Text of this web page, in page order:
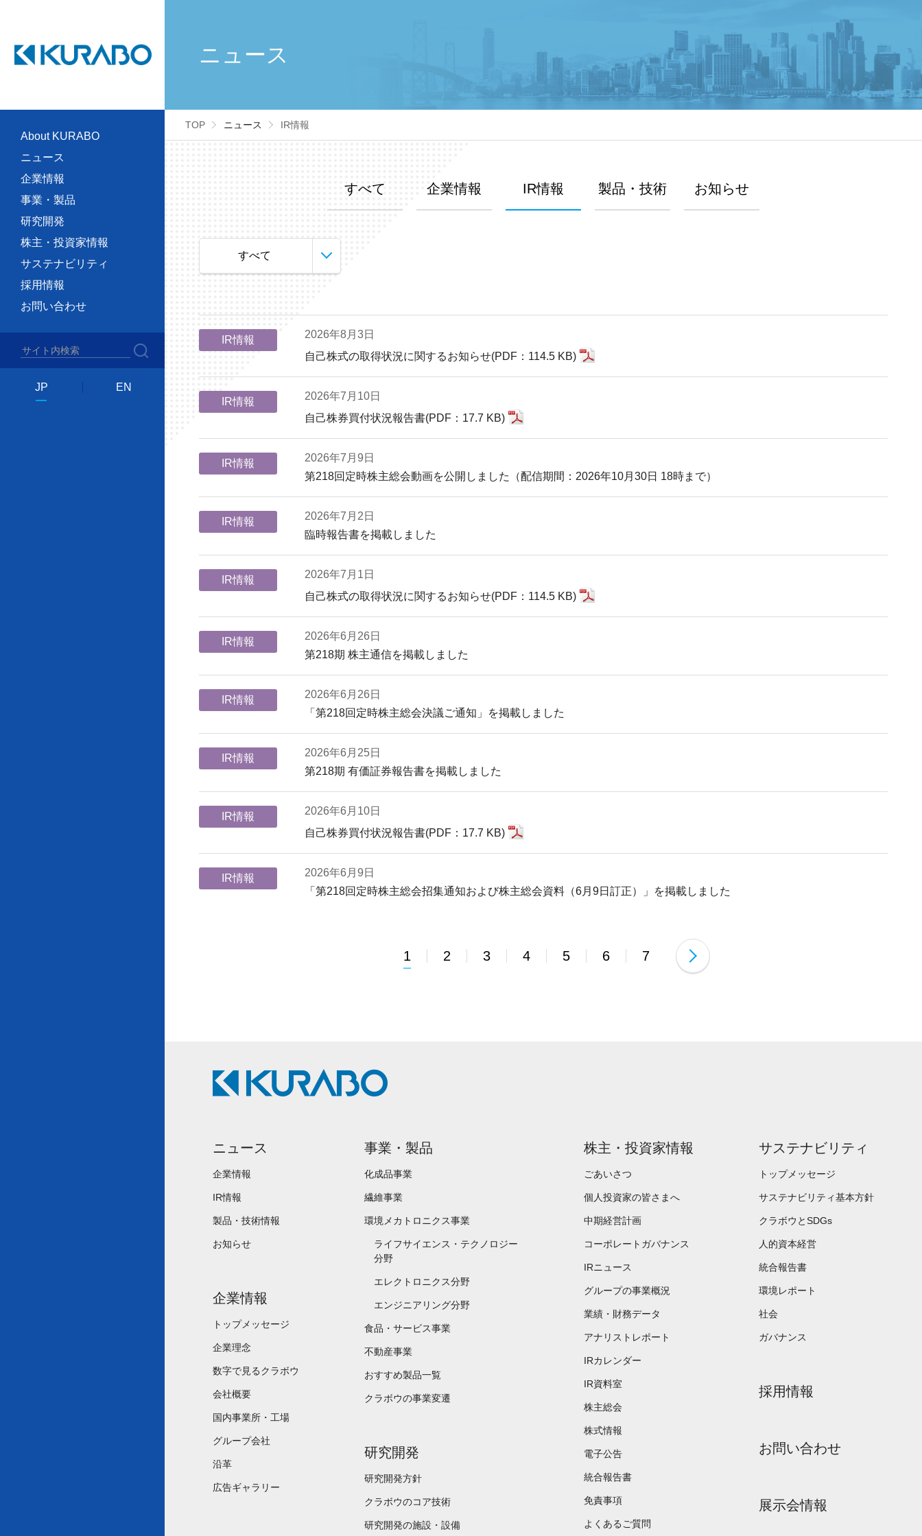
About KURABO
ニュース
企業情報
事業・製品
研究開発
株主・投資家情報
サステナビリティ
採用情報
お問い合わせ
JP EN
ニュース
TOP ニュース IR情報
すべて 企業情報 IR情報 製品・技術 お知らせ
IR情報
2026年8月3日
自己株式の取得状況に関するお知らせ(PDF：114.5 KB)
IR情報
2026年7月10日
自己株券買付状況報告書(PDF：17.7 KB)
IR情報
2026年7月9日
第218回定時株主総会動画を公開しました（配信期間：2026年10月30日 18時まで）
IR情報
2026年7月2日
臨時報告書を掲載しました
IR情報
2026年7月1日
自己株式の取得状況に関するお知らせ(PDF：114.5 KB)
IR情報
2026年6月26日
第218期 株主通信を掲載しました
IR情報
2026年6月26日
「第218回定時株主総会決議ご通知」を掲載しました
IR情報
2026年6月25日
第218期 有価証券報告書を掲載しました
IR情報
2026年6月10日
自己株券買付状況報告書(PDF：17.7 KB)
IR情報
2026年6月9日
「第218回定時株主総会招集通知および株主総会資料（6月9日訂正）」を掲載しました
1 2 3 4 5 6 7
ニュース
企業情報
IR情報
製品・技術情報
お知らせ
企業情報
トップメッセージ
企業理念
数字で見るクラボウ
会社概要
国内事業所・工場
グループ会社
沿革
広告ギャラリー
事業・製品
化成品事業
繊維事業
環境メカトロニクス事業
ライフサイエンス・テクノロジー
分野
エレクトロニクス分野
エンジニアリング分野
食品・サービス事業
不動産事業
おすすめ製品一覧
クラボウの事業変遷
研究開発
研究開発方針
クラボウのコア技術
研究開発の施設・設備
株主・投資家情報
ごあいさつ
個人投資家の皆さまへ
中期経営計画
コーポレートガバナンス
IRニュース
グループの事業概況
業績・財務データ
アナリストレポート
IRカレンダー
IR資料室
株主総会
株式情報
電子公告
統合報告書
免責事項
よくあるご質問
サステナビリティ
トップメッセージ
サステナビリティ基本方針
クラボウとSDGs
人的資本経営
統合報告書
環境レポート
社会
ガバナンス
採用情報
お問い合わせ
展示会情報